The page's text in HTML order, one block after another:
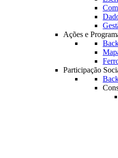
Ações e
Participação